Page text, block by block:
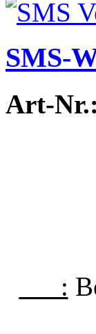
SMS-
Art-
___: